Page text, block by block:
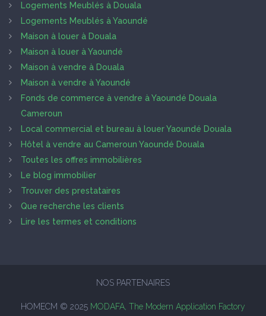
Logements Meublés à Douala
Logements Meublés à Yaoundé
Maison à louer à Douala
Maison à louer à Yaoundé
Maison à vendre à Douala
Maison à vendre à Yaoundé
Fonds de commerce à vendre à Yaoundé Douala
Cameroun
Local commercial et bureau à louer Yaoundé Douala
Hôtel à vendre au Cameroun Yaoundé Douala
Toutes les offres immobilières
Le blog immobilier
Trouver des prestataires
Que recherche les clients
Lire les termes et conditions
NOS PARTENAIRES
HOMECM © 2025 MODAFA, The Modern Application Factory